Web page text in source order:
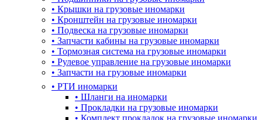
• Крышки на грузовые иномарки
• Кронштейн на грузовые иномарки
• Подвеска на грузовые иномарки
• Запчасти кабины на грузовые иномарки
• Тормозная система на грузовые иномарки
• Рулевое управление на грузовые иномарки
• Запчасти на грузовые иномарки
• РТИ иномарки
• Шланги на иномарки
• Прокладки на грузовые иномарки
• Комплект прокладок на грузовые иномарки